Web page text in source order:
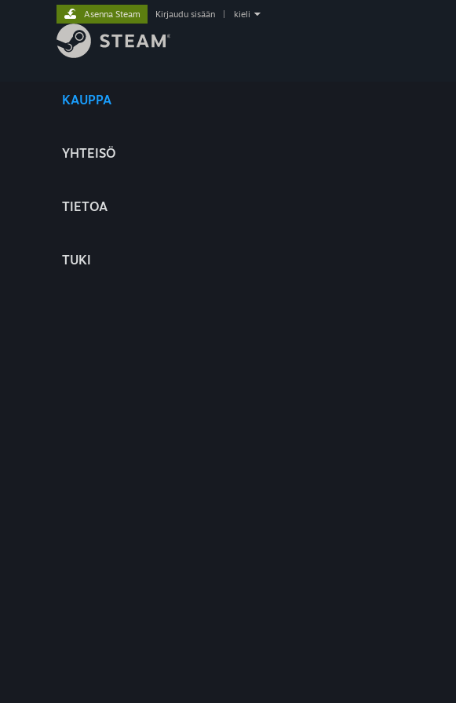
KAUPPA
YHTEISÖ
TIETOA
TUKI
Asenna Steam Kirjaudu sisään kieli